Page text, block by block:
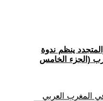
ينظم ندوة
(الجزء الخامس
في المغرب العربي